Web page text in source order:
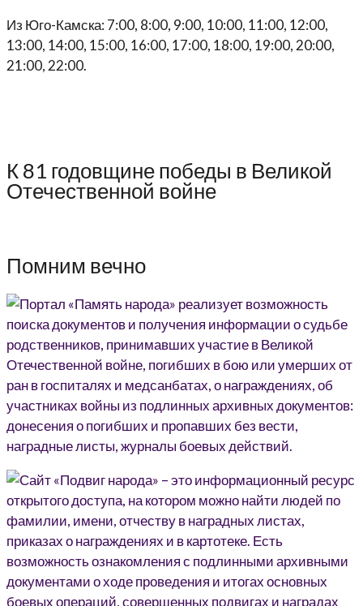
Из Юго-Камска: 7:00, 8:00, 9:00, 10:00, 11:00, 12:00,
13:00, 14:00, 15:00, 16:00, 17:00, 18:00, 19:00, 20:00,
21:00, 22:00.
К 81 годовщине победы в Великой
Отечественной войне
Помним вечно